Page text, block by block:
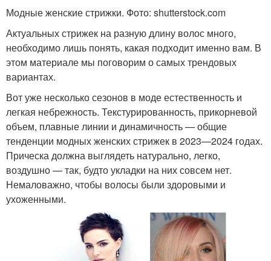
Модные женские стрижки. Фото: shutterstock.com
Актуальных стрижек на разную длину волос много,
необходимо лишь понять, какая подходит именно вам. В
этом материале мы поговорим о самых трендовых
вариантах.
Вот уже несколько сезонов в моде естественность и
легкая небрежность. Текстурированность, прикорневой
объем, плавные линии и динамичность — общие
тенденции модных женских стрижек в 2023—2024 годах.
Прическа должна выглядеть натурально, легко,
воздушно — так, будто укладки на них совсем нет.
Немаловажно, чтобы волосы были здоровыми и
ухоженными.